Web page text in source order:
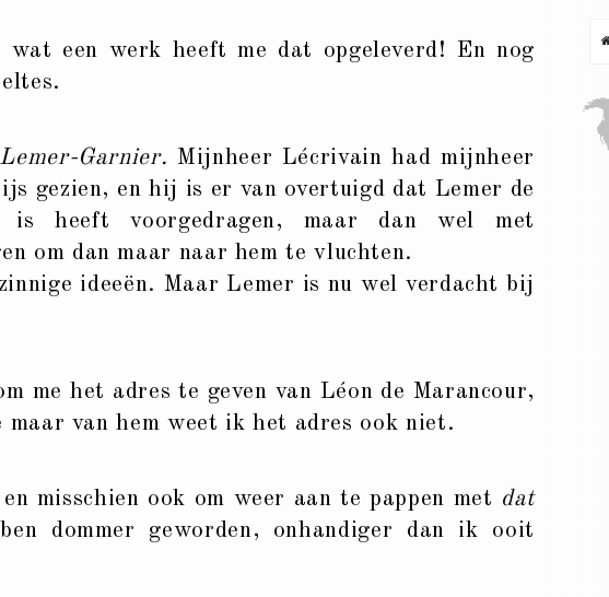
wat een werk heeft me dat opgeleverd! En nog
Garnier. Mijnheer Lécrivain had mijnheer
gezien, en hij is er van overtuigd dat Lemer de
heeft voorgedragen, maar dan wel met
om dan maar naar hem te vluchten.
ideeën. Maar Lemer is nu wel verdacht bij
het adres te geven van Léon de Marancour,
van hem weet ik het adres ook niet.
misschien ook om weer aan te pappen met dat
dommer geworden, onhandiger dan ik ooit